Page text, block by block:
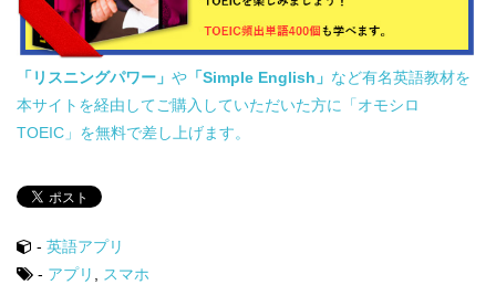
「リスニングパワー」 や 「Simple English」 など有名英語教材を
本サイトを経由してご購入していただいた方に「オモシロ
TOEIC」を無料で差し上げます。
- 英語アプリ
- アプリ , スマホ